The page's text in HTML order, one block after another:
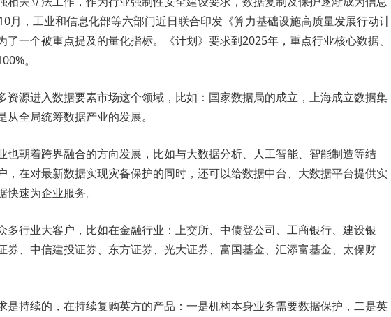
月，工业和信息化部等六部门近日联合印发《算力基础设施高质量发展行动计
了一个被重点提及的量化指标。《计划》要求到2025年，重点行业核心数据、
。
资源进入数据要素市场这个领域，比如：国家数据局的成立，上海成立数据集
全局统筹数据产业的发展。
也朝着跨界融合的方向发展，比如与大数据分析、人工智能、智能制造等结
，在对最新数据实现灾备保护的同时，还可以给数据中台、大数据平台提供实
速为企业服务。
多行业大客户，比如在金融行业：上交所、中债登公司、工商银行、建设银
券、中信建投证券、东方证券、光大证券、富国基金、汇添富基金、太保财
是持续的，在持续复购英方的产品：一是机构本身业务需要数据保护，二是英